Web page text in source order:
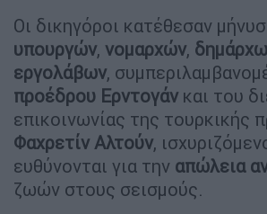
Οι δικηγόροι κατέθεσαν
υπουργών, νομαρχών,
εργολάβων,
προέδρου Ερντογάν και του
επικοινωνίας της τουρκικής
Φαχρετίν Αλτούν,
ευθύνονται για την απώλεια
ζωών στους σεισμούς.